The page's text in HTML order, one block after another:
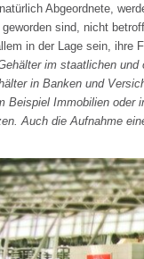
Abgeordnete,
sind, nicht
in der Lage sein, ihre
im staatlichen
in Banken und
Beispiel Immobilien oder
Auch die Aufnahme